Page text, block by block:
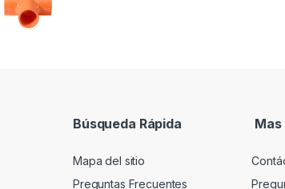
Búsqueda Rápida
Mapa del sitio
Preguntas Frecuentes